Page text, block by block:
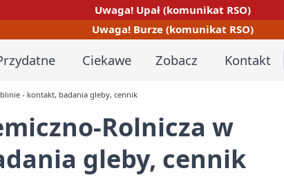
Uwaga! Upał (komunikat RSO)
Uwaga! Burze (komunikat RSO)
Ciekawe Zobacz Kontakt
- kontakt, badania gleby, cennik
Rolnicza w
gleby, cennik